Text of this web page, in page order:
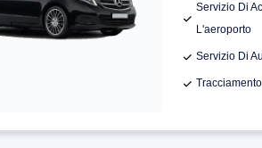
Servizio Di
L'aeroporto
Servizio Di